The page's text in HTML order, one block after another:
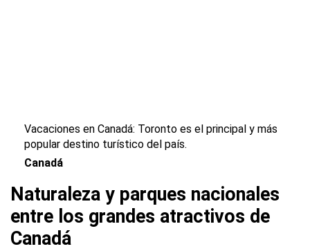
Vacaciones en Canadá: Toronto es el principal y más
popular destino turístico del país.
Canadá
Naturaleza y parques nacionales
entre los grandes atractivos de
Canadá